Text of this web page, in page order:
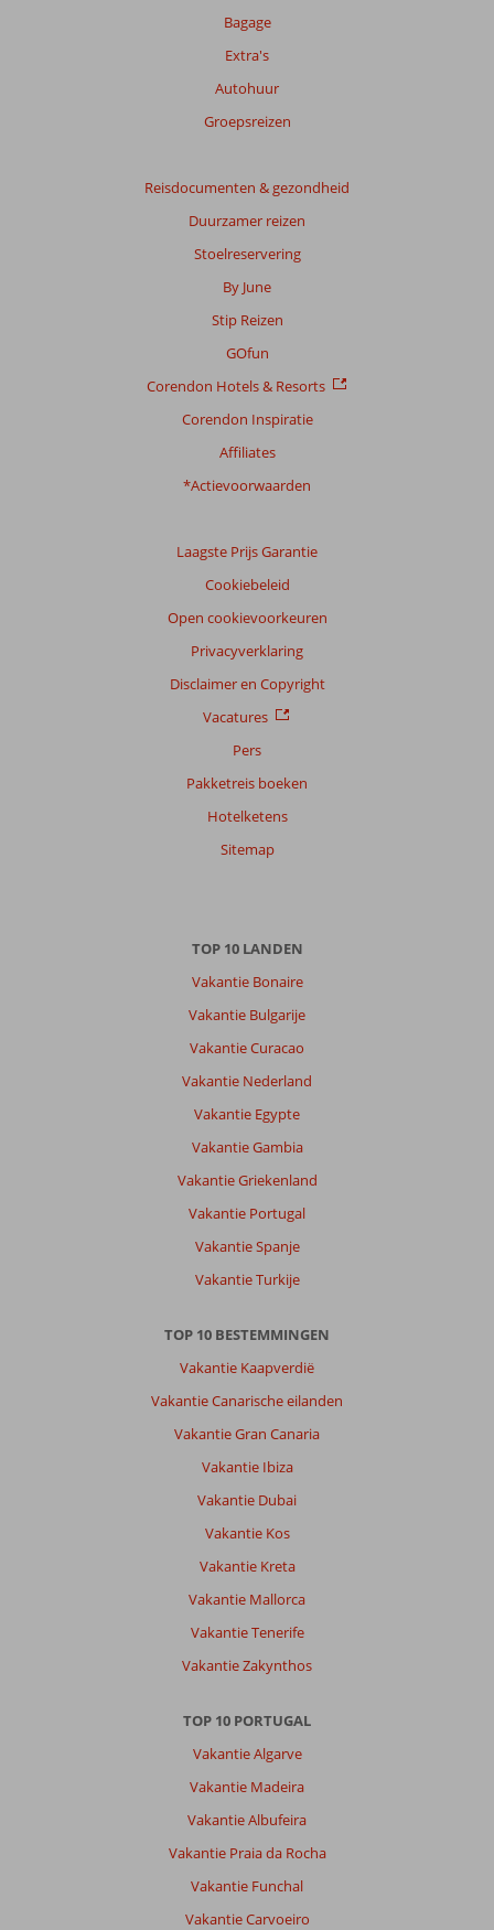
Bagage
Extra's
Autohuur
Groepsreizen
Reisdocumenten & gezondheid
Duurzamer reizen
Stoelreservering
By June
Stip Reizen
GOfun
Corendon Hotels & Resorts
Corendon Inspiratie
Affiliates
*Actievoorwaarden
Laagste Prijs Garantie
Cookiebeleid
Open cookievoorkeuren
Privacyverklaring
Disclaimer en Copyright
Vacatures
Pers
Pakketreis boeken
Hotelketens
Sitemap
TOP 10 LANDEN
Vakantie Bonaire
Vakantie Bulgarije
Vakantie Curacao
Vakantie Nederland
Vakantie Egypte
Vakantie Gambia
Vakantie Griekenland
Vakantie Portugal
Vakantie Spanje
Vakantie Turkije
TOP 10 BESTEMMINGEN
Vakantie Kaapverdië
Vakantie Canarische eilanden
Vakantie Gran Canaria
Vakantie Ibiza
Vakantie Dubai
Vakantie Kos
Vakantie Kreta
Vakantie Mallorca
Vakantie Tenerife
Vakantie Zakynthos
TOP 10 PORTUGAL
Vakantie Algarve
Vakantie Madeira
Vakantie Albufeira
Vakantie Praia da Rocha
Vakantie Funchal
Vakantie Carvoeiro